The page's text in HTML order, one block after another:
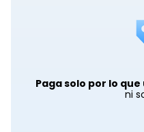
Paga solo por lo
ni